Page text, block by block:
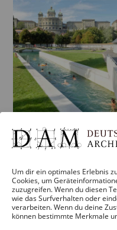
Um dir ein optimales Erlebnis
Cookies, um
zuzugreifen. Wenn du diesen
wie das Surfverhalten oder
verarbeiten. Wenn du deine
können bestimmte Merkmale
HEISSE STÄDTE,
19. August – 17:00
Deutsches